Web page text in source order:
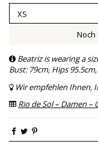
Noch
Beatriz is wearing a
Bust: 79cm, Hips
Wir empfehlen Ihnen,
Rio de Sol – Damen –